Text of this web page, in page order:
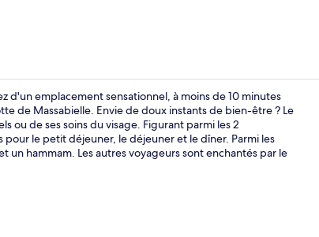
Intérieur
d'un emplacement sensationnel, à moins de 10 minutes
de Massabielle. Envie de doux instants de bien-être ? Le
ou de ses soins du visage. Figurant parmi les 2
le petit déjeuner, le déjeuner et le dîner. Parmi les
hammam. Les autres voyageurs sont enchantés par le